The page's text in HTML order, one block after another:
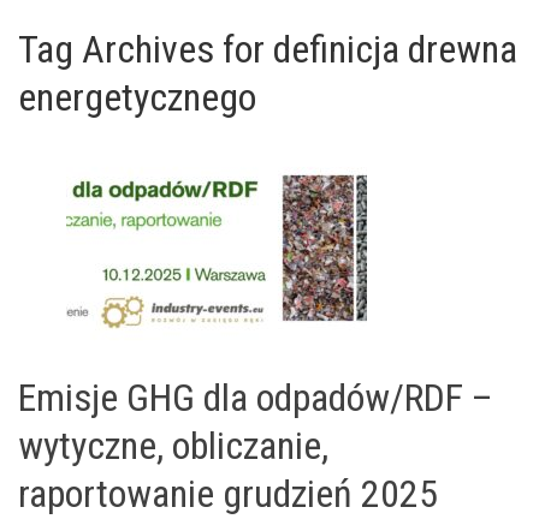
Tag Archives for definicja drewna
energetycznego
Emisje GHG dla odpadów/RDF –
wytyczne, obliczanie,
raportowanie grudzień 2025